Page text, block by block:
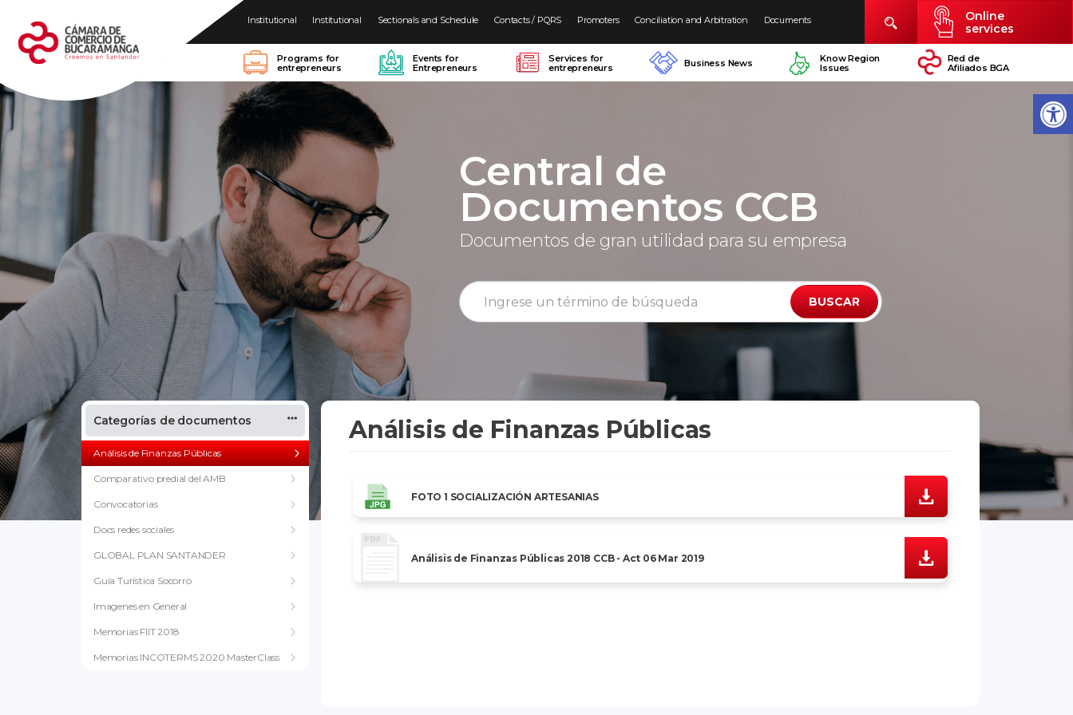
Institutional Institutional Sectionals and Schedule Contacts / PQRS Promoters Conciliation and Arbitration Documents
Online
services
Programs for
entrepreneurs
Events for
Entrepreneurs
Services for
entrepreneurs
Business News
Know Region
Issues
Red de
Afiliados BGA
Central de
Documentos CCB
Documentos de gran utilidad para su empresa
BUSCAR
Categorías de documentos
Análisis de Finanzas Públicas
Comparativo predial del AMB
Convocatorias
Docs redes sociales
GLOBAL PLAN SANTANDER
Guía Turística Socorro
Imagenes en General
Memorias FIIT 2018
Memorias INCOTERMS 2020 MasterClass
Análisis de Finanzas Públicas
FOTO 1 SOCIALIZACIÓN ARTESANIAS
Análisis de Finanzas Públicas 2018 CCB - Act 06 Mar 2019